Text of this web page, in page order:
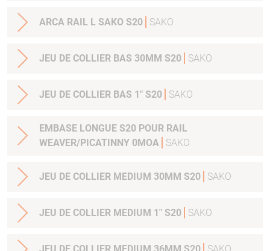
ARCA RAIL L SAKO S20 SAKO
JEU DE COLLIER BAS 30MM S20 SAKO
JEU DE COLLIER BAS 1" S20 SAKO
EMBASE LONGUE S20 POUR RAIL
WEAVER/PICATINNY 0MOA
SAKO
JEU DE COLLIER MEDIUM 30MM S20 SAKO
JEU DE COLLIER MEDIUM 1" S20 SAKO